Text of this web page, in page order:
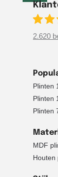
2.620
Plinten
Plinten
Plinten
MDF
Houten